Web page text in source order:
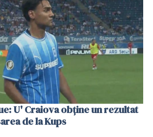
U' Craiova obține un rezultat
de la Kups